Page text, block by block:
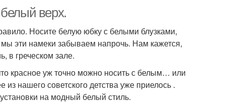
верх.
Носите белую юбку с белыми блузками,
эти намеки забываем напрочь. Нам кажется,
в греческом зале.
красное уж точно можно носить с белым… или
нашего советского детства уже приелось .
на модный белый стиль.